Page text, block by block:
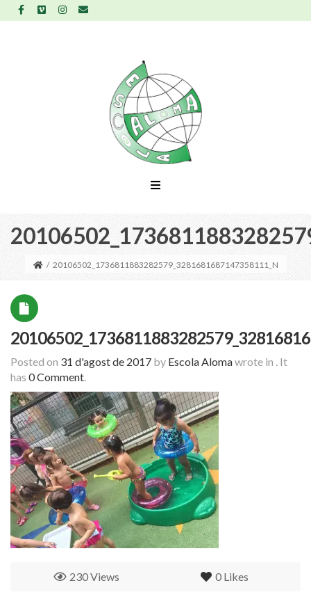
/ 20106502_1736811883282579_3281681687147358111_N
Posted on 31 d'agost de 2017 by Escola Alomawrote in . It
has 0 Comment.
0 Likes
230 Views